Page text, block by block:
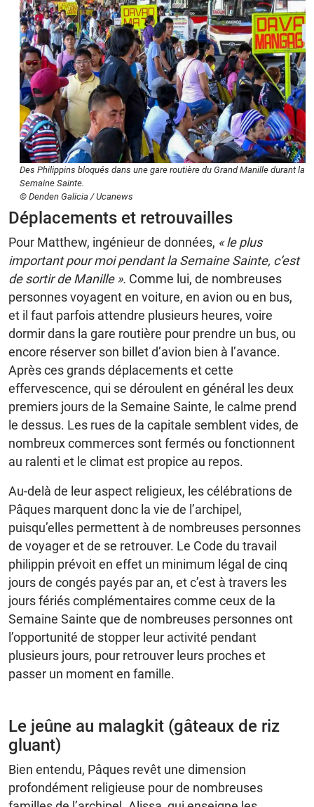
Des Philippins bloqués dans une gare routière du Grand Manille durant la
Semaine Sainte.
© Denden Galicia / Ucanews
Déplacements et retrouvailles
Pour Matthew, ingénieur de données, « le plus
important pour moi pendant la Semaine Sainte, c’est
de sortir de Manille ». Comme lui, de nombreuses
personnes voyagent en voiture, en avion ou en bus,
et il faut parfois attendre plusieurs heures, voire
dormir dans la gare routière pour prendre un bus, ou
encore réserver son billet d’avion bien à l’avance.
Après ces grands déplacements et cette
effervescence, qui se déroulent en général les deux
premiers jours de la Semaine Sainte, le calme prend
le dessus. Les rues de la capitale semblent vides, de
nombreux commerces sont fermés ou fonctionnent
au ralenti et le climat est propice au repos.
Au-delà de leur aspect religieux, les célébrations de
Pâques marquent donc la vie de l’archipel,
puisqu’elles permettent à de nombreuses personnes
de voyager et de se retrouver. Le Code du travail
philippin prévoit en effet un minimum légal de cinq
jours de congés payés par an, et c’est à travers les
jours fériés complémentaires comme ceux de la
Semaine Sainte que de nombreuses personnes ont
l’opportunité de stopper leur activité pendant
plusieurs jours, pour retrouver leurs proches et
passer un moment en famille.
Le jeûne au malagkit (gâteaux de riz
gluant)
Bien entendu, Pâques revêt une dimension
profondément religieuse pour de nombreuses